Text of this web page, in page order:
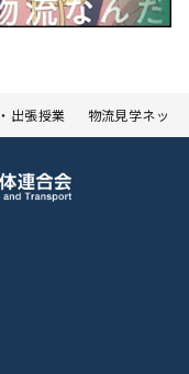
出張授業 物流見学ネット